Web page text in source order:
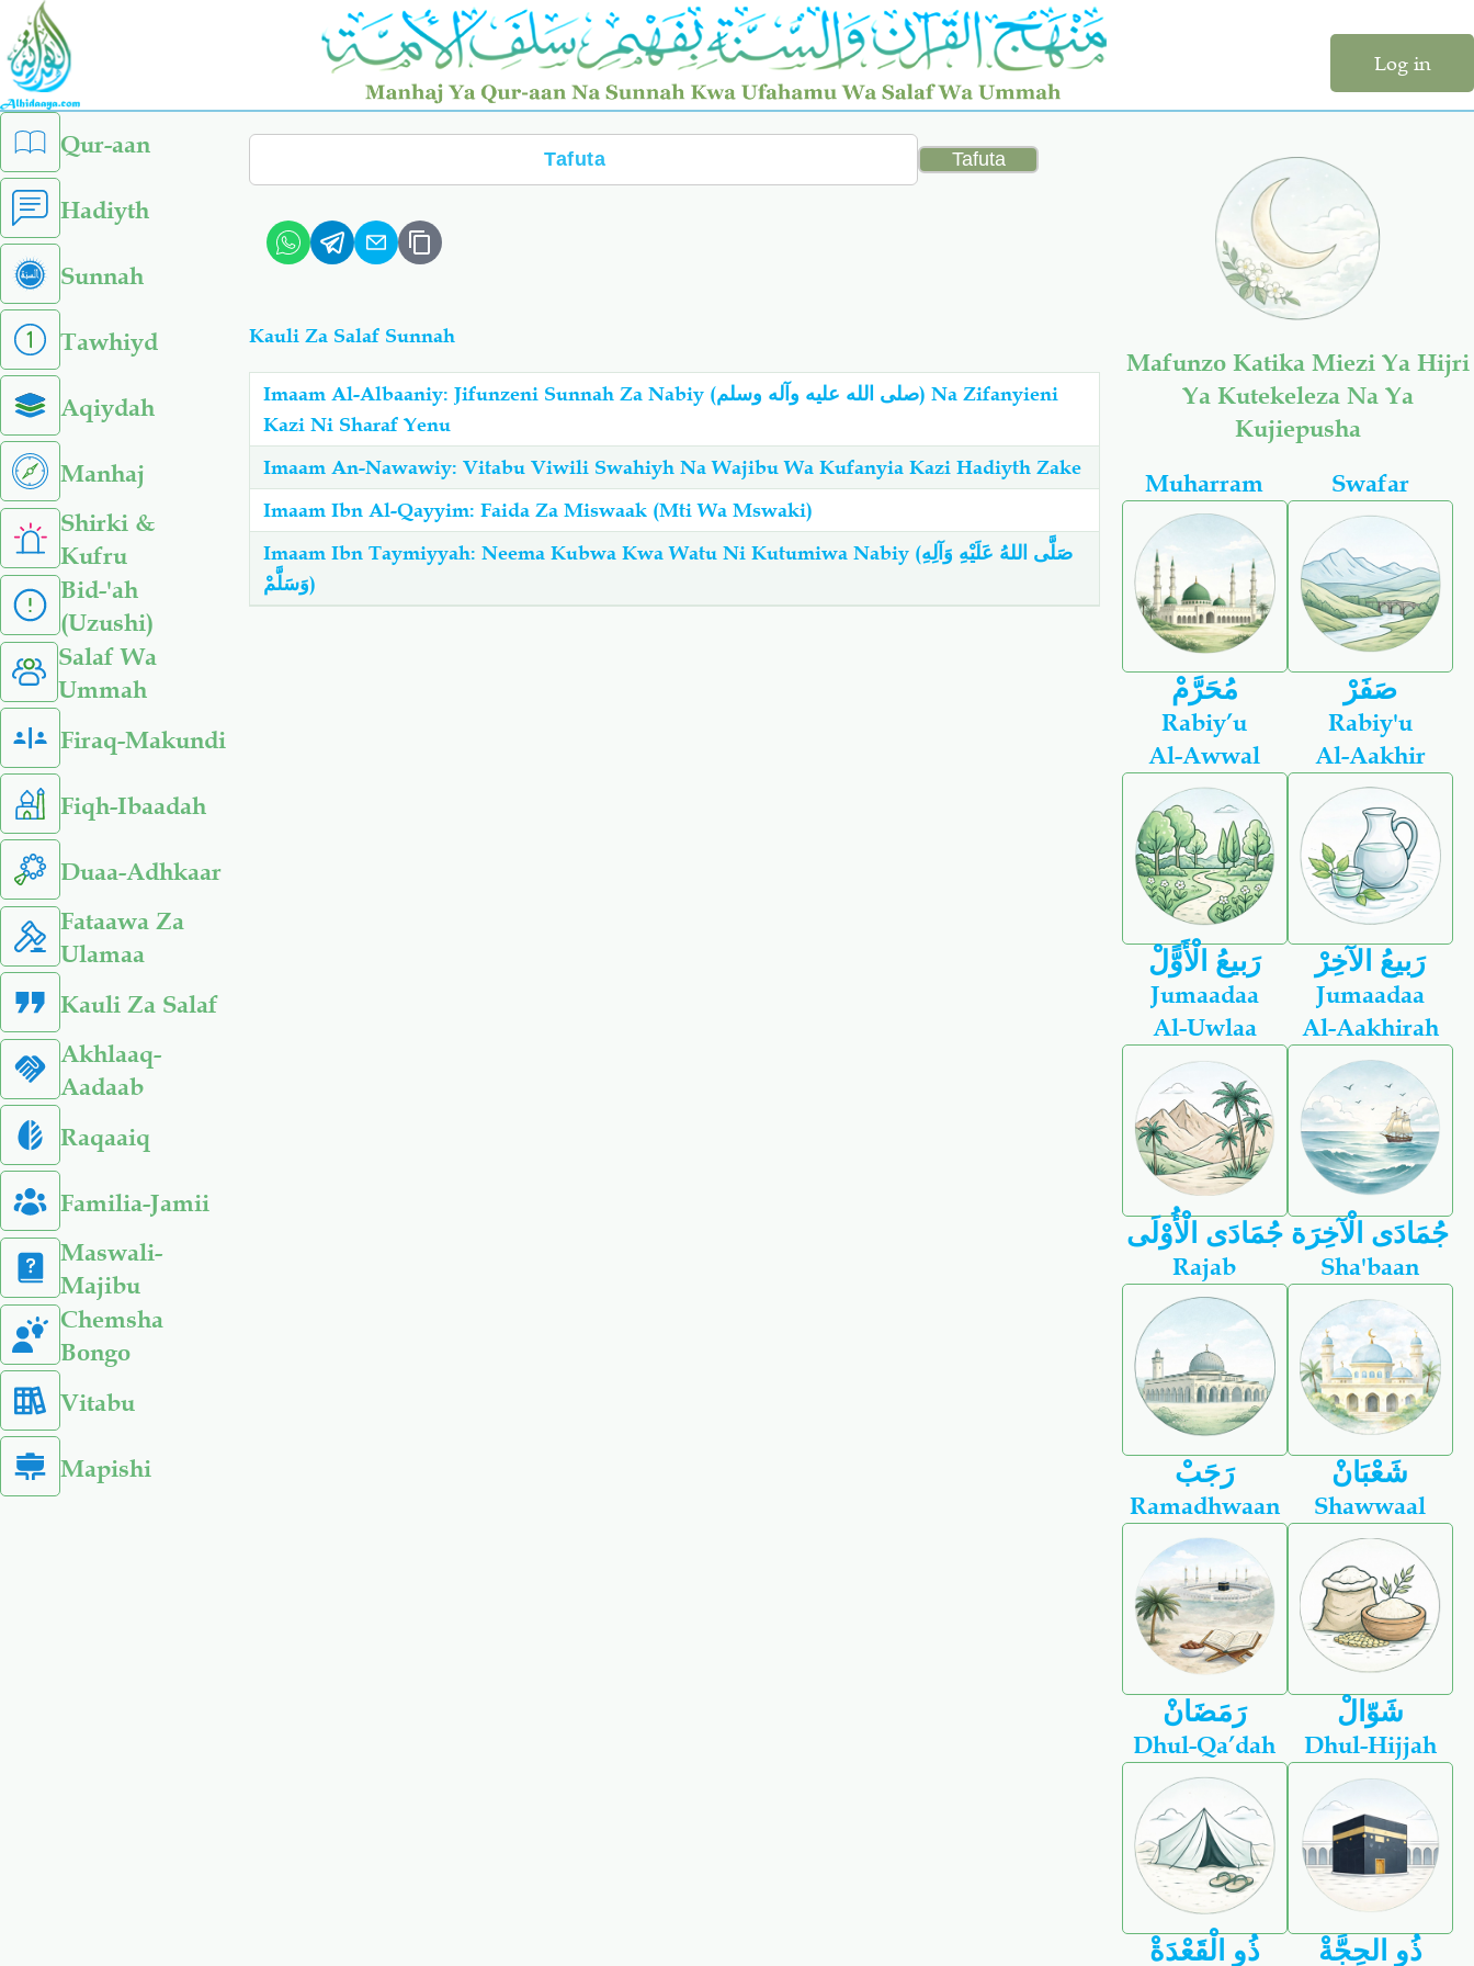
Skip
main
content
Log in
left
sidebar
menu
Qur-aan
Hadiyth
Sunnah
Tawhiyd
Aqiydah
Manhaj
Shirki &
Kufru
Bid-'ah
(Uzushi)
Salaf Wa
Ummah
Firaq-Makundi
Fiqh-Ibaadah
Duaa-Adhkaar
Fataawa Za
Ulamaa
Kauli Za Salaf
Akhlaaq-
Aadaab
Raqaaiq
Familia-Jamii
Maswali-
Majibu
Chemsha
Bongo
Vitabu
Mapishi
Search
Kauli Za Salaf Sunnah
Imaam Al-Albaaniy: Jifunzeni Sunnah Za Nabiy (صلى الله عليه وآله وسلم) Na Zifanyieni
Kazi Ni Sharaf Yenu
Imaam An-Nawawiy: Vitabu Viwili Swahiyh Na Wajibu Wa Kufanyia Kazi Hadiyth Zake
Imaam Ibn Al-Qayyim: Faida Za Miswaak (Mti Wa Mswaki)
Imaam Ibn Taymiyyah: Neema Kubwa Kwa Watu Ni Kutumiwa Nabiy (صَلَّى اللهُ عَلَيْهِ وَآلِهِ
وَسَلَّمْ)
Mafunzo Katika Miezi Ya Hijri
Ya Kutekeleza Na Ya
Kujiepusha
Muharram
مُحَرَّمْ
Swafar
صَفَرْ
Rabiy’u
Al-Awwal
رَبيعُ الْأَوًّلْ
Rabiy'u
Al-Aakhir
رَبيعُ الآخِرْ
Jumaadaa
Al-Uwlaa
جُمَادَى الْأُوْلَى
Jumaadaa
Al-Aakhirah
جُمَادَى الْآخِرَة
Rajab
رَجَبْ
Sha'baan
شَعْبَانْ
Ramadhwaan
رَمَضَانْ
Shawwaal
شَوّالْ
Dhul-Qa’dah
ذُو الْقَعْدَةْ
Dhul-Hijjah
ذُو الحِجَّةْ